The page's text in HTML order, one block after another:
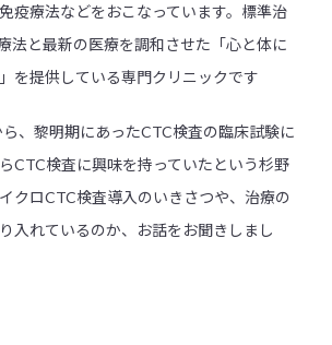
疫療法などをおこなっています。標準治
法と最新の医療を調和させた「心と体に
を提供している専門クリニックです
、黎明期にあったCTC検査の臨床試験に
CTC検査に興味を持っていたという杉野
クロCTC検査導入のいきさつや、治療の
入れているのか、お話をお聞きしまし